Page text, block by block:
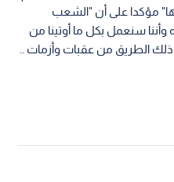
مؤكدا على أن "الشعب
وأننا سنعمل بكل ما أوتينا من
الطريق من عقبات وأزمات ..